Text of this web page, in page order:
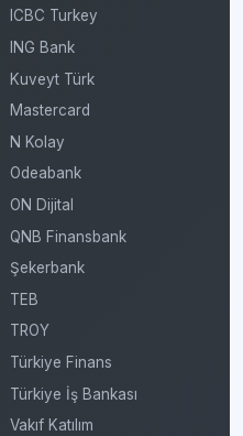
ICBC Turkey
ING Bank
Kuveyt Türk
Mastercard
N Kolay
Odeabank
ON Dijital
QNB Finansbank
Şekerbank
TEB
TROY
Türkiye Finans
Türkiye İş Bankası
Vakıf Katılım